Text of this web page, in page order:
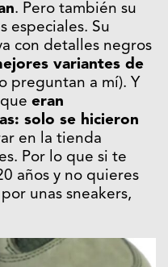
. Pero también su
especiales. Su
con detalles negros
variantes de
preguntan a mí). Y
eran
solo se hicieron
en la tienda
Por lo que si te
años y no quieres
unas sneakers,